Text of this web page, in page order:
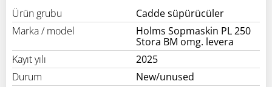
Ürün grubu
Cadde süpürücüler
Marka / model
Holms Sopmaskin PL 250
Stora BM omg. levera
Kayıt yılı
2025
Durum
New/unused